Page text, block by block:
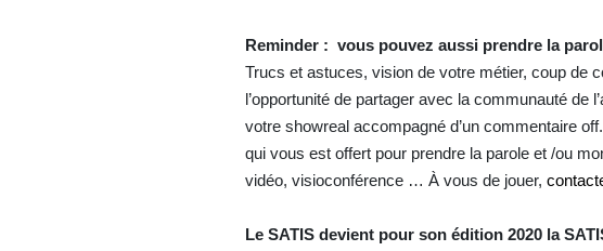
Reminder : vous pouvez aussi prendre la
Trucs et astuces, vision de votre métier, coup de
l’opportunité de partager avec la communauté de
votre showreal accompagné d’un commentaire
qui vous est offert pour prendre la parole et /ou
vidéo, visioconférence … À vous de jouer,
Le SATIS devient pour son édition 2020 la